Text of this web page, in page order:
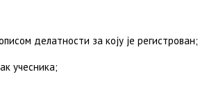
делатности за коју је регистрован;
учесника;